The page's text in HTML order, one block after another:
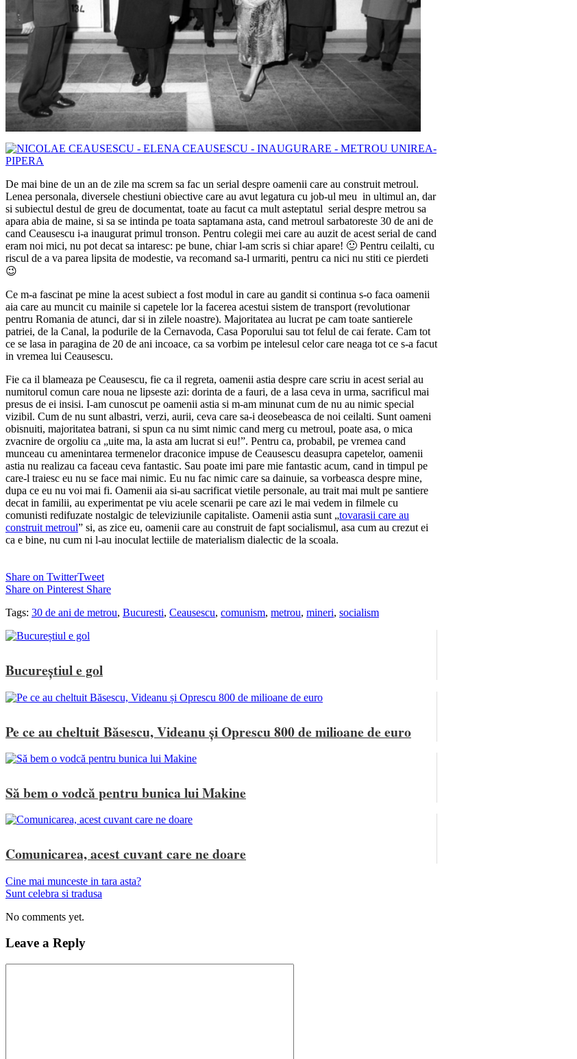
De mai bine de un an de zile ma screm sa fac un serial despre oamenii care au construit metroul.
Lenea personala, diversele chestiuni obiective care au avut legatura cu job-ul meu in ultimul an, dar
si subiectul destul de greu de documentat, toate au facut ca mult asteptatul serial despre metrou sa
apara abia de maine, si sa se intinda pe toata saptamana asta, cand metroul sarbatoreste 30 de ani de
cand Ceausescu i-a inaugurat primul tronson. Pentru colegii mei care au auzit de acest serial de cand
eram noi mici, nu pot decat sa intaresc: pe bune, chiar l-am scris si chiar apare! 🙂 Pentru ceilalti, cu
riscul de a va parea lipsita de modestie, va recomand sa-l urmariti, pentru ca nici nu stiti ce pierdeti
😉
Ce m-a fascinat pe mine la acest subiect a fost modul in care au gandit si continua s-o faca oamenii
aia care au muncit cu mainile si capetele lor la facerea acestui sistem de transport (revolutionar
pentru Romania de atunci, dar si in zilele noastre). Majoritatea au lucrat pe cam toate santierele
patriei, de la Canal, la podurile de la Cernavoda, Casa Poporului sau tot felul de cai ferate. Cam tot
ce se lasa in paragina de 20 de ani incoace, ca sa vorbim pe intelesul celor care neaga tot ce s-a facut
in vremea lui Ceausescu.
Fie ca il blameaza pe Ceausescu, fie ca il regreta, oamenii astia despre care scriu in acest serial au
numitorul comun care noua ne lipseste azi: dorinta de a fauri, de a lasa ceva in urma, sacrificul mai
presus de ei insisi. I-am cunoscut pe oamenii astia si m-am minunat cum de nu au nimic special
vizibil. Cum de nu sunt albastri, verzi, aurii, ceva care sa-i deosebeasca de noi ceilalti. Sunt oameni
obisnuiti, majoritatea batrani, si spun ca nu simt nimic cand merg cu metroul, poate asa, o mica
zvacnire de orgoliu ca „uite ma, la asta am lucrat si eu!”. Pentru ca, probabil, pe vremea cand
munceau cu amenintarea termenelor draconice impuse de Ceausescu deasupra capetelor, oamenii
astia nu realizau ca faceau ceva fantastic. Sau poate imi pare mie fantastic acum, cand in timpul pe
care-l traiesc eu nu se face mai nimic. Eu nu fac nimic care sa dainuie, sa vorbeasca despre mine,
dupa ce eu nu voi mai fi. Oamenii aia si-au sacrificat vietile personale, au trait mai mult pe santiere
decat in familii, au experimentat pe viu acele scenarii pe care azi le mai vedem in filmele cu
comunisti redifuzate nostalgic de televiziunile capitaliste. Oamenii astia sunt „tovarasii care au
construit metroul” si, as zice eu, oamenii care au construit de fapt socialismul, asa cum au crezut ei
ca e bine, nu cum ni l-au inoculat lectiile de materialism dialectic de la scoala.
Share on TwitterTweet
Share on Pinterest Share
Tags: 30 de ani de metrou, Bucuresti, Ceausescu, comunism, metrou, mineri, socialism
Bucureștiul e gol
Pe ce au cheltuit Băsescu, Videanu și Oprescu 800 de milioane de euro
Să bem o vodcă pentru bunica lui Makine
Comunicarea, acest cuvant care ne doare
Cine mai munceste in tara asta?
Sunt celebra si tradusa
No comments yet.
Leave a Reply